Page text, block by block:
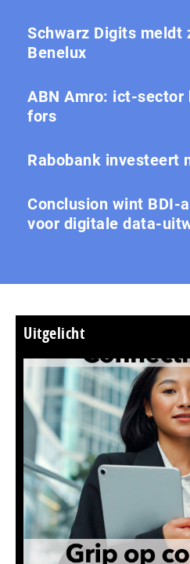
Schwarz Digits meldt
Benelux
ABN Amro: ict-sector
fors
Rabobank investeert
Conclusion wint BDI-
voor digitale data-
Uitgelicht